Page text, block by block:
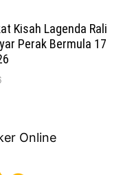
Kisah Lagenda Rali
Perak Bermula 17
Online